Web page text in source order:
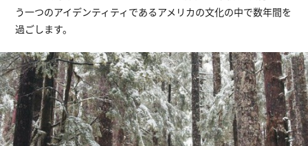
う一つのアイデンティティであるアメリカの文化の中で数年間を
過ごします。